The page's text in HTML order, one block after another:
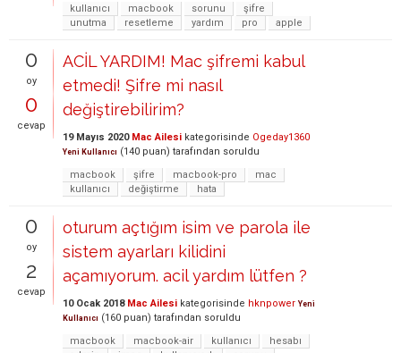
kullanıcı
macbook sorunu
şifre
unutma
resetleme yardım pro apple
0
oy
0
cevap
ACİL YARDIM! Mac şifremi kabul
etmedi! Şifre mi nasıl
değiştirebilirim?
19 Mayıs 2020 Mac Ailesi kategorisinde Ogeday1360
Yeni Kullanıcı (140 puan) tarafından soruldu
macbook
şifre macbook-pro
mac
kullanıcı
değiştirme hata
0
oy
2
cevap
oturum açtığım isim ve parola ile
sistem ayarları kilidini
açamıyorum. acil yardım lütfen ?
10 Ocak 2018 Mac Ailesi kategorisinde hknpower Yeni
Kullanıcı (160 puan) tarafından soruldu
macbook
macbook-air kullanıcı
hesabı